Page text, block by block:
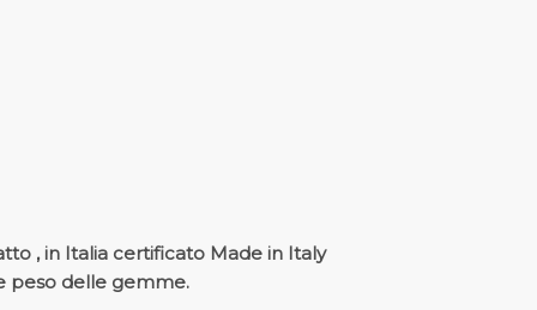
, in Italia certificato Made in Italy
peso delle gemme.